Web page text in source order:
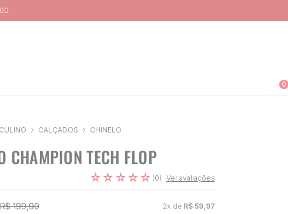
0
CALÇADOS CHINELO
CHAMPION TECH FLOP
☆☆ ☆☆☆ (0) Ver avaliações
R$ 199,90 2x de R$ 59, 97